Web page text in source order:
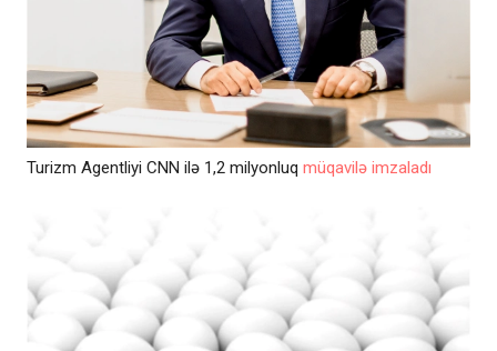
Turizm Agentliyi CNN ilə 1,2 milyonluq müqavilə imzaladı